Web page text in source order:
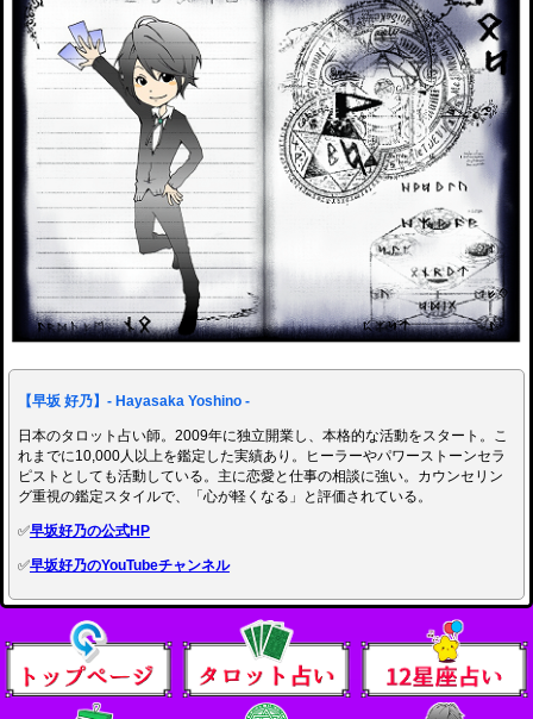
【早坂 好乃】- Hayasaka Yoshino -
日本のタロット占い師。2009年に独立開業し、本格的な活動をスタート。こ
れまでに10,000人以上を鑑定した実績あり。ヒーラーやパワーストーンセラ
ピストとしても活動している。主に恋愛と仕事の相談に強い。カウンセリン
グ重視の鑑定スタイルで、「心が軽くなる」と評価されている。
✅早坂好乃の公式HP
✅早坂好乃のYouTubeチャンネル